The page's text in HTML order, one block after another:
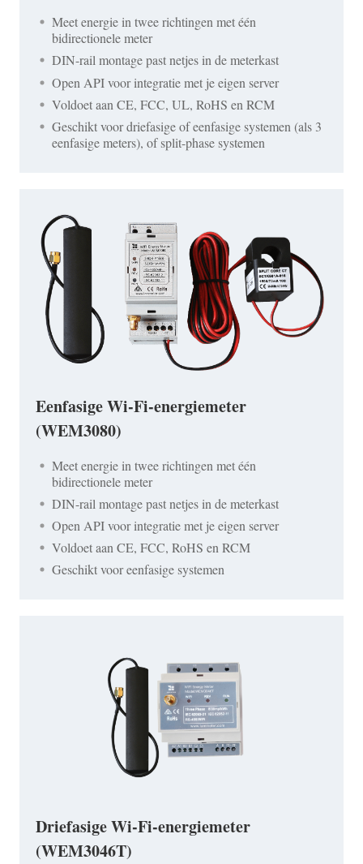
Meet energie in twee richtingen met één
bidirectionele meter
DIN-rail montage past netjes in de meterkast
Open API voor integratie met je eigen server
Voldoet aan CE, FCC, UL, RoHS en RCM
Geschikt voor driefasige of eenfasige systemen (als 3
eenfasige meters), of split-phase systemen
Eenfasige Wi-Fi-energiemeter
(WEM3080)
Meet energie in twee richtingen met één
bidirectionele meter
DIN-rail montage past netjes in de meterkast
Open API voor integratie met je eigen server
Voldoet aan CE, FCC, RoHS en RCM
Geschikt voor eenfasige systemen
Driefasige Wi-Fi-energiemeter
(WEM3046T)